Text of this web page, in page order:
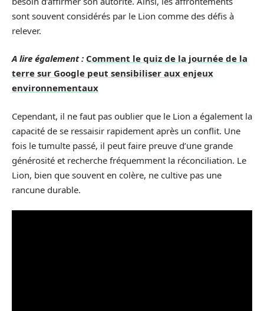
sont souvent considérés par le Lion comme des défis à
relever.
A lire également : Comment le quiz de la journée de la
terre sur Google peut sensibiliser aux enjeux
environnementaux
Cependant, il ne faut pas oublier que le Lion a également la
capacité de se ressaisir rapidement après un conflit. Une
fois le tumulte passé, il peut faire preuve d’une grande
générosité et recherche fréquemment la réconciliation. Le
Lion, bien que souvent en colère, ne cultive pas une
rancune durable.